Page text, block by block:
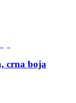
crna boja